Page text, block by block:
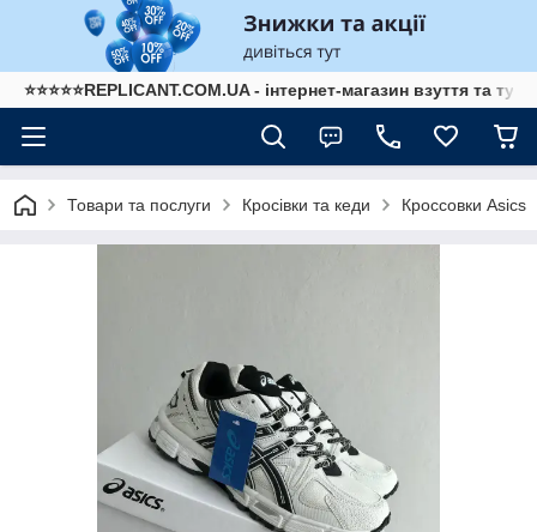
⭐⭐⭐⭐⭐REPLICANT.COM.UA - інтернет-магазин взуття та
Товари та послуги Кросівки та кеди Кроссовки Asics